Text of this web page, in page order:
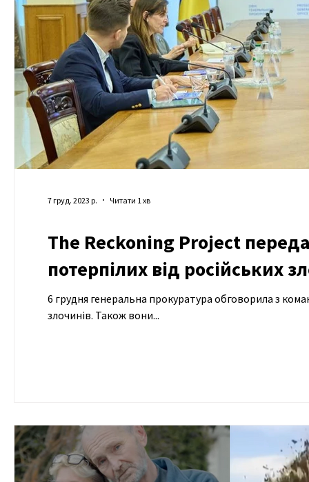
The Reckoning Project
потерпілих від російських
6 грудня генеральна прокуратура обговорила з командою The
злочинів. Також вони...
7 груд. 2023 р. Читати 1 хв